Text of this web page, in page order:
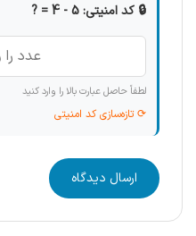
🔒 کد امنیتی: 5 - 4 = ?
لطفاً حاصل عبارت بالا را وارد کنید
⟳ تازه‌سازی کد امنیتی
ارسال دیدگاه